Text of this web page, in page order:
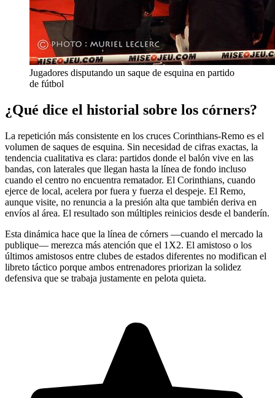
Jugadores disputando un saque de esquina en partido
de fútbol
¿Qué dice el historial sobre los córners?
La repetición más consistente en los cruces Corinthians-Remo es el
volumen de saques de esquina. Sin necesidad de cifras exactas, la
tendencia cualitativa es clara: partidos donde el balón vive en las
bandas, con laterales que llegan hasta la línea de fondo incluso
cuando el centro no encuentra rematador. El Corinthians, cuando
ejerce de local, acelera por fuera y fuerza el despeje. El Remo,
aunque visite, no renuncia a la presión alta que también deriva en
envíos al área. El resultado son múltiples reinicios desde el banderín.
Esta dinámica hace que la línea de córners —cuando el mercado la
publique— merezca más atención que el 1X2. El amistoso o los
últimos amistosos entre clubes de estados diferentes no modifican el
libreto táctico porque ambos entrenadores priorizan la solidez
defensiva que se trabaja justamente en pelota quieta.